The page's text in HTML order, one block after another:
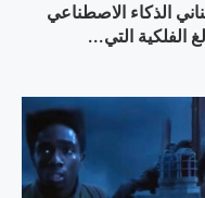
الذكاء الاصطناعي
الفلكية التي...